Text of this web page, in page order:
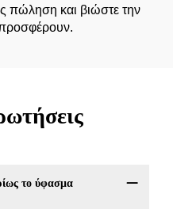
και βιώστε την
το ύφασμα